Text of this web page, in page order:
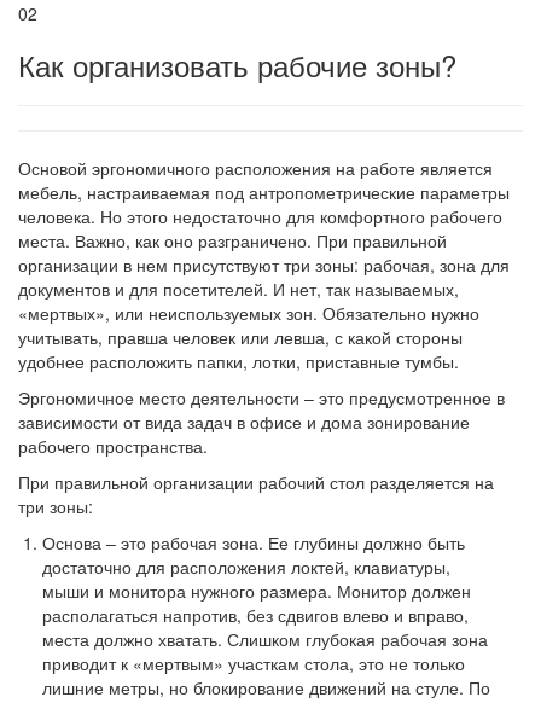
02
Как организовать рабочие зоны?
Основой эргономичного расположения на работе является
мебель, настраиваемая под антропометрические параметры
человека. Но этого недостаточно для комфортного рабочего
места. Важно, как оно разграничено. При правильной
организации в нем присутствуют три зоны: рабочая, зона для
документов и для посетителей. И нет, так называемых,
«мертвых», или неиспользуемых зон. Обязательно нужно
учитывать, правша человек или левша, с какой стороны
удобнее расположить папки, лотки, приставные тумбы.
Эргономичное место деятельности – это предусмотренное в
зависимости от вида задач в офисе и дома зонирование
рабочего пространства.
При правильной организации рабочий стол разделяется на
три зоны:
Основа – это рабочая зона. Ее глубины должно быть
достаточно для расположения локтей, клавиатуры,
мыши и монитора нужного размера. Монитор должен
располагаться напротив, без сдвигов влево и вправо,
места должно хватать. Слишком глубокая рабочая зона
приводит к «мертвым» участкам стола, это не только
лишние метры, но блокирование движений на стуле. По